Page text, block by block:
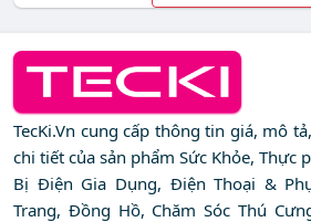
TecKi.Vn cung cấp thông tin giá, mô
chi tiết của sản phẩm Sức Khỏe, Thực
Bị Điện Gia Dụng, Điện Thoại &
Trang, Đồng Hồ, Chăm Sóc Thú